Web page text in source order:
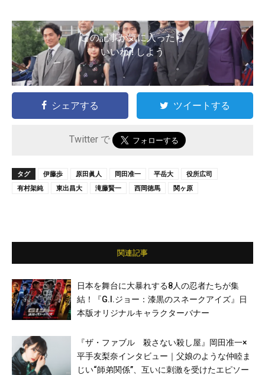
この記事が気に入ったら
いいね ! しよう
シェアする ツイートする
Twitter で
タグ 伊藤歩 原田眞人 岡田准一 平岳大
役所広司
有村架純
東出昌大 滝藤賢一 西岡徳馬 関ヶ原
関連記事
日本を舞台に大暴れする8人の忍者たちが集
結！『G.I.ジョー：漆黒のスネークアイズ』日
本版オリジナルキャラクターバナー
『ザ・ファブル 殺さない殺し屋』岡田准一×
平手友梨奈インタビュー｜父娘のような仲睦ま
じい“師弟関係”、互いに刺激を受けたエピソー